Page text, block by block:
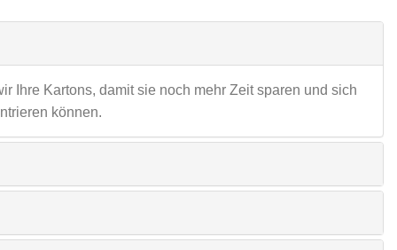
Ihre Kartons, damit sie noch mehr Zeit sparen und sich
können.